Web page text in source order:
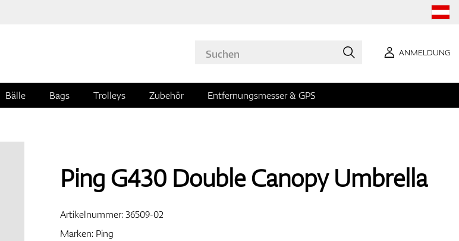
ANMELDUNG
Bälle Bags Trolleys Zubehör Entfernungsmesser & GPS
Ping G430 Double Canopy Umbrella
Artikelnummer:36509-02
Marken: Ping